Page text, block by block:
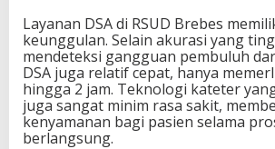
Layanan DSA di RSUD Brebes
keunggulan. Selain akurasi yang
mendeteksi gangguan pembuluh
DSA juga relatif cepat, hanya
hingga 2 jam. Teknologi kateter
juga sangat minim rasa sakit,
kenyamanan bagi pasien selama
berlangsung.